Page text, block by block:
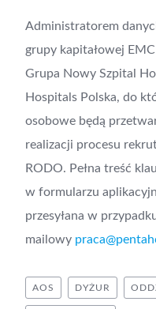
Administratorem
grupy kapitałowej
Grupa Nowy Szpital
Hospitals Polska, do
osobowe będą
realizacji procesu
RODO. Pełna treść
w formularzu
przesyłana w
mailowy
AOS DYŻUR